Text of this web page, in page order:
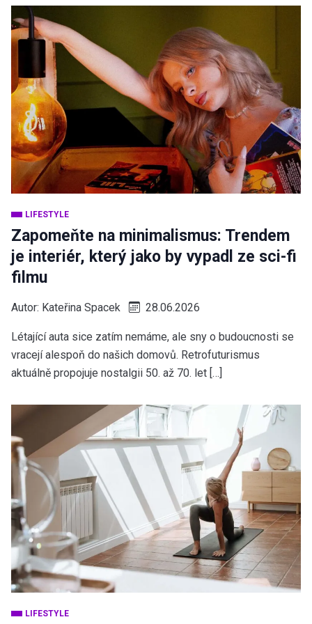
LIFESTYLE
Zapomeňte na minimalismus: Trendem
je interiér, který jako by vypadl ze sci-fi
filmu
Autor: Kateřina Spacek 28.06.2026
Létající auta sice zatím nemáme, ale sny o budoucnosti se
vracejí alespoň do našich domovů. Retrofuturismus
aktuálně propojuje nostalgii 50. až 70. let […]
LIFESTYLE